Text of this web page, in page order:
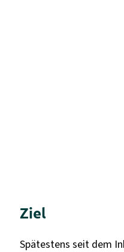
Ziel
Spätestens seit dem